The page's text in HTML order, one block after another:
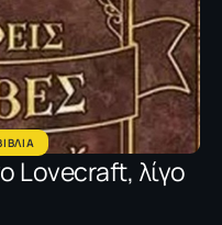
Lovecraft, λίγο